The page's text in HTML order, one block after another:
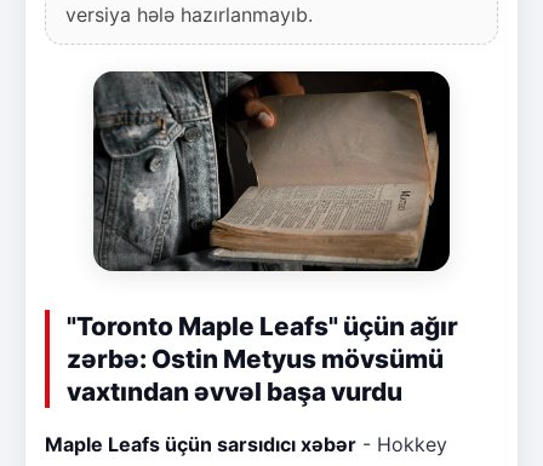
versiya hələ hazırlanmayıb.
"Toronto Maple Leafs" üçün ağır
zərbə: Ostin Metyus mövsümü
vaxtından əvvəl başa vurdu
Maple Leafs üçün sarsıdıcı xəbər - Hokkey